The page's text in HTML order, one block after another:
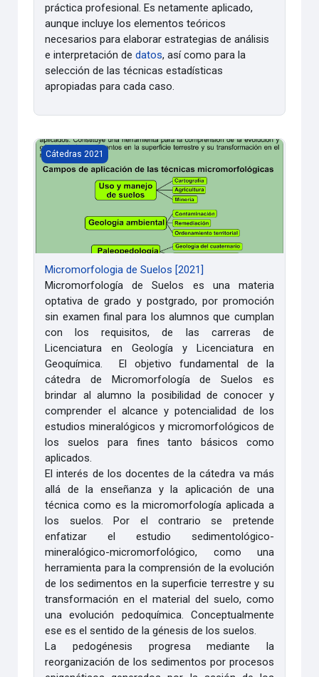
práctica profesional. Es netamente aplicado,
aunque incluye los elementos teóricos
necesarios para elaborar estrategias de análisis
e interpretación dedatos, así como para la
selección de las técnicas estadísticas
apropiadas para cada caso.
Micromorfologia de Suelos [2021]
Cátedras 2021
Micromorfologia de Suelos [2021]
Micromorfología de Suelos es una materia
optativa de grado y postgrado, por promoción
sin examen final para los alumnos que cumplan
con los requisitos, de las carreras de
Licenciatura en Geología y Licenciatura en
Geoquímica. El objetivo fundamental de la
cátedra de Micromorfología de Suelos es
brindar al alumno la posibilidad de conocer y
comprender el alcance y potencialidad de los
estudios mineralógicos y micromorfológicos de
los suelos para fines tanto básicos como
aplicados.
El interés de los docentes de la cátedra va más
allá de la enseñanza y la aplicación de una
técnica como es la micromorfología aplicada a
los suelos. Por el contrario se pretende
enfatizar el estudio sedimentológico-
mineralógico-micromorfológico, como una
herramienta para la comprensión de la evolución
de los sedimentos en la superficie terrestre y su
transformación en el material del suelo, como
una evolución pedoquímica. Conceptualmente
ese es el sentido de la génesis de los suelos.
La pedogénesis progresa mediante la
reorganización de los sedimentos por procesos